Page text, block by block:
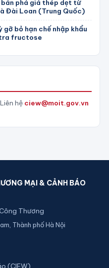
phá giá thép dẹt từ
Đài Loan (Trung Quốc)
bỏ hạn chế nhập khẩu
tra fructose
hệ ciew@moit.gov.vn
MẠI & CẢNH BÁO
Thương
Thành phố Hà Nội
(CIEW)